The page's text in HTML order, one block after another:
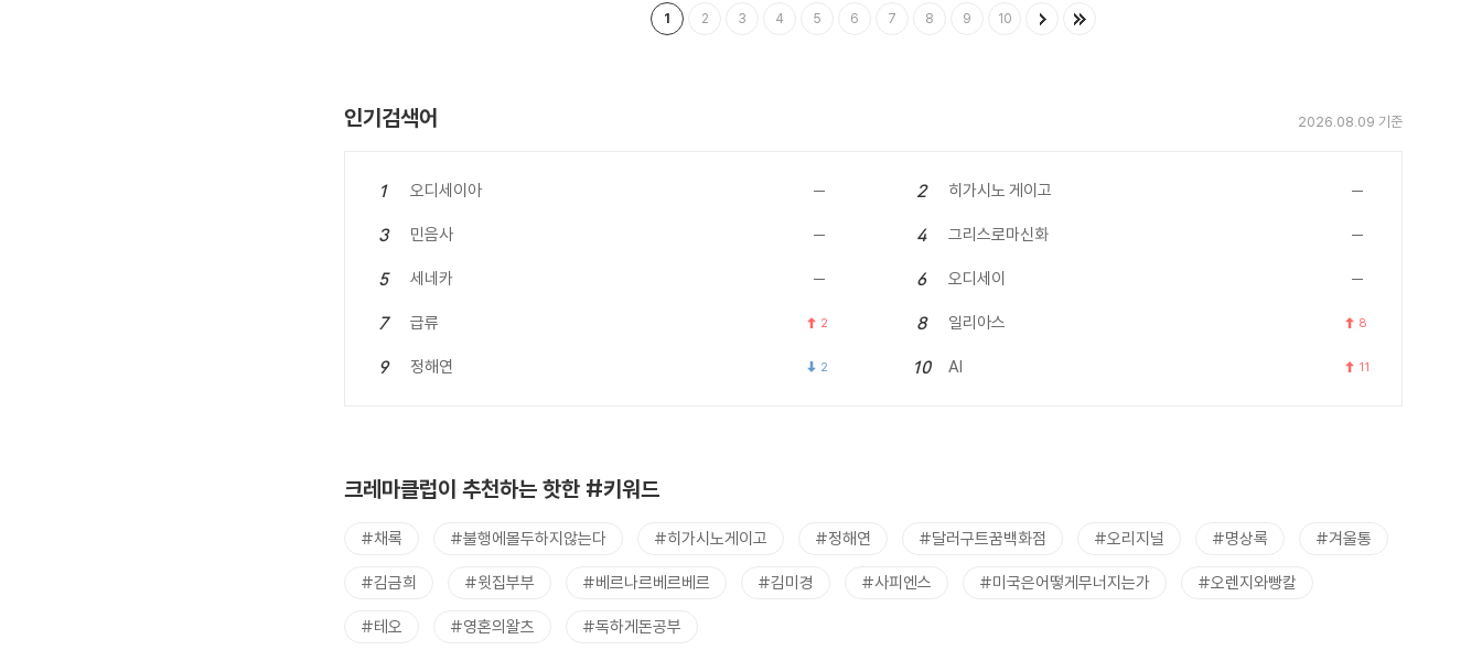
1 2 3 4 5 6 7 8 9 10
인기검색어 2026.08.09 기준
1 오디세이아 2 히가시노 게이고
3 민음사 4 그리스로마신화
5 세네카 6 오디세이
7 급류 2 8 일리아스 8
9 정해연 2 10 AI 11
크레마클럽이 추천하는 핫한 #키워드
#채록 #불행에몰두하지않는다 #히가시노게이고 #정해연 #달러구트꿈백화점 #오리지널 #명상록 #겨울통
#김금희 #윗집부부 #베르나르베르베르 #김미경 #사피엔스 #미국은어떻게무너지는가 #오렌지와빵칼
#테오 #영혼의왈츠 #독하게돈공부